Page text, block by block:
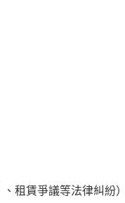
租賃爭議等法律糾紛